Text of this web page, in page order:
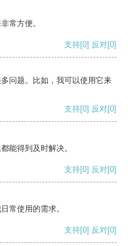
常方便。
支持[0] 反对[0]
问题。比如，我可以使用它来
支持[0] 反对[0]
能得到及时解决。
支持[0] 反对[0]
常使用的需求。
支持[0] 反对[0]